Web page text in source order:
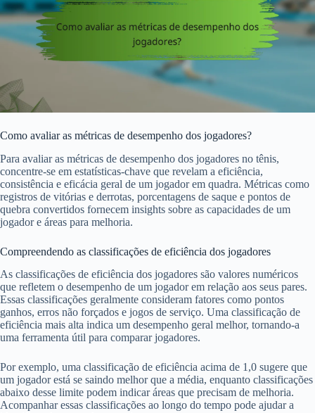
Como avaliar as métricas de desempenho dos jogadores?
Para avaliar as métricas de desempenho dos jogadores no tênis,
concentre-se em estatísticas-chave que revelam a eficiência,
consistência e eficácia geral de um jogador em quadra. Métricas como
registros de vitórias e derrotas, porcentagens de saque e pontos de
quebra convertidos fornecem insights sobre as capacidades de um
jogador e áreas para melhoria.
Compreendendo as classificações de eficiência dos jogadores
As classificações de eficiência dos jogadores são valores numéricos
que refletem o desempenho de um jogador em relação aos seus pares.
Essas classificações geralmente consideram fatores como pontos
ganhos, erros não forçados e jogos de serviço. Uma classificação de
eficiência mais alta indica um desempenho geral melhor, tornando-a
uma ferramenta útil para comparar jogadores.
Por exemplo, uma classificação de eficiência acima de 1,0 sugere que
um jogador está se saindo melhor que a média, enquanto classificações
abaixo desse limite podem indicar áreas que precisam de melhoria.
Acompanhar essas classificações ao longo do tempo pode ajudar a